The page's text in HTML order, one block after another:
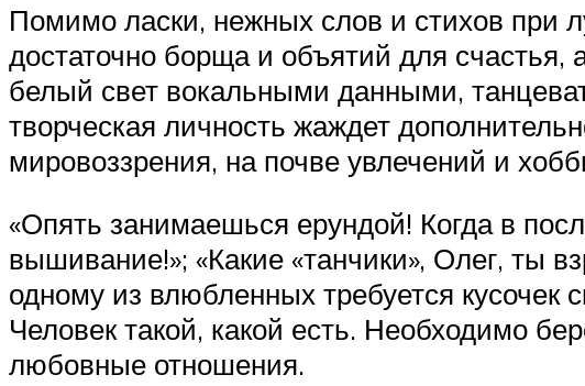
Помимо ласки, нежных слов и стихов при
достаточно борща и объятий для счастья,
белый свет вокальными данными,
творческая личность жаждет
мировоззрения, на почве увлечений и
«Опять занимаешься ерундой! Когда в
вышивание!»; «Какие «танчики», Олег, ты
одному из влюбленных требуется
Человек такой, какой есть. Необходимо
любовные отношения.